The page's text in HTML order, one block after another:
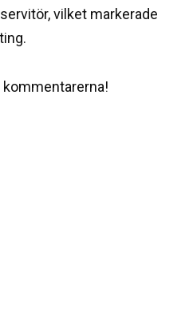
vilket markerade
kommentarerna!